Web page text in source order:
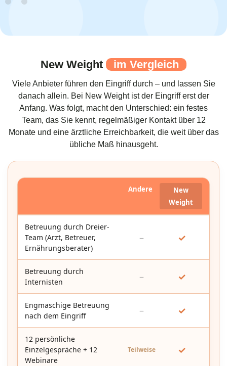
New Weight im Vergleich
Viele Anbieter führen den Eingriff durch – und lassen Sie
danach allein. Bei New Weight ist der Eingriff erst der
Anfang. Was folgt, macht den Unterschied: ein festes
Team, das Sie kennt, regelmäßiger Kontakt über 12
Monate und eine ärztliche Erreichbarkeit, die weit über das
übliche Maß hinausgeht.
Andere
New
Weight
Betreuung durch Dreier-
Team (Arzt, Betreuer,
Ernährungsberater)
– ✓
Betreuung durch
Internisten
– ✓
Engmaschige Betreuung
nach dem Eingriff
– ✓
12 persönliche
Einzelgespräche + 12
Webinare
Teilweise ✓